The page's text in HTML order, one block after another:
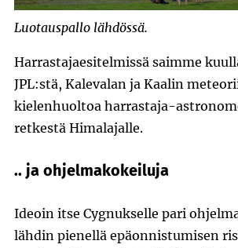
Luotauspallo lähdössä.
Harrastajaesitelmissä saimme
JPL:stä, Kalevalan ja Kaalin
kielenhuoltoa harrastaja-
retkestä Himalajalle.
.. ja ohjelmakokeiluja
Ideoin itse Cygnukselle pari
lähdin pienellä epäonnistumisen